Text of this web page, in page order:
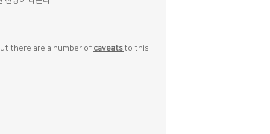
there are a number of caveats to this